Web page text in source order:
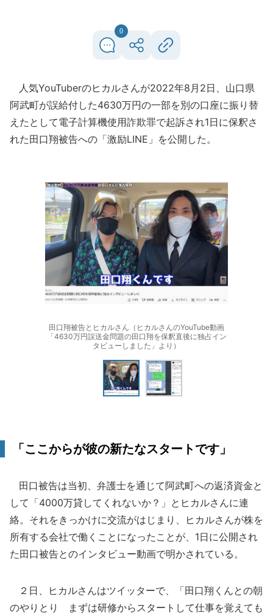
0
人気YouTuberのヒカルさんが2022年8月2日、山口県
阿武町が誤給付した4630万円の一部を別の口座に振り替
えたとして電子計算機使用詐欺罪で起訴され1日に保釈さ
れた田口翔被告への「激励LINE」を公開した。
田口翔被告とヒカルさん（ヒカルさんのYouTube動画
「4630万円誤送金問題の田口翔を保釈直後に独占イン
タビューしました」より）
「ここからが彼の新たなスタートです」
田口被告は当初、弁護士を通じて阿武町への返済資金と
して「4000万貸してくれないか？」とヒカルさんに連
絡。それをきっかけに交流がはじまり、ヒカルさんが株を
所有する会社で働くことになったことが、1日に公開され
た田口被告とのインタビュー動画で明かされている。
２日、ヒカルさんはツイッターで、「田口翔くんとの朝
のやりとり まずは研修からスタートして仕事を覚えても